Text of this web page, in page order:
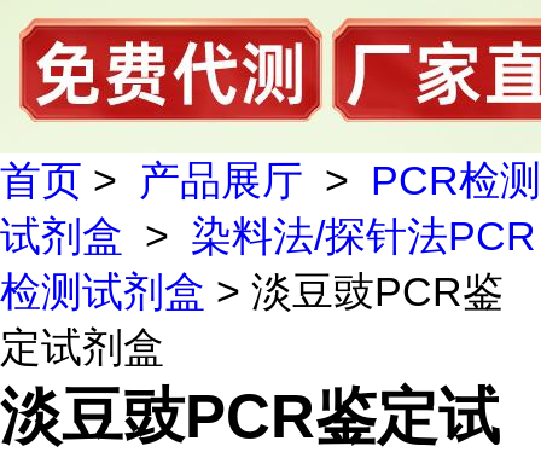
首页 > 产品展厅 > PCR检测
试剂盒 > 染料法/探针法PCR
检测试剂盒 > 淡豆豉PCR鉴
定试剂盒
淡豆豉PCR鉴定试